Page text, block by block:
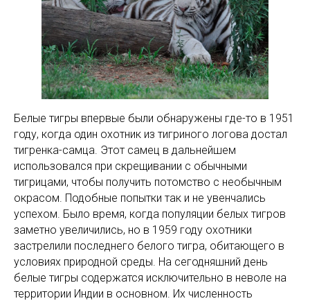
Белые тигры впервые были обнаружены где-то в 1951
году, когда один охотник из тигриного логова достал
тигренка-самца. Этот самец в дальнейшем
использовался при скрещивании с обычными
тигрицами, чтобы получить потомство с необычным
окрасом. Подобные попытки так и не увенчались
успехом. Было время, когда популяции белых тигров
заметно увеличились, но в 1959 году охотники
застрелили последнего белого тигра, обитающего в
условиях природной среды. На сегодняшний день
белые тигры содержатся исключительно в неволе на
территории Индии в основном. Их численность